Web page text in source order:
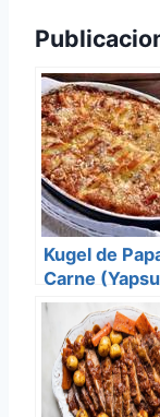
Kugel de
Carne
Yapchik)